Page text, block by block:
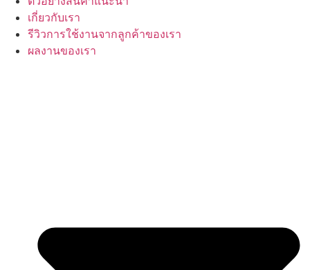
เกี่ยวกับเรา
รีวิวการใช้งานจากลูกค้าของเรา
ผลงานของเรา